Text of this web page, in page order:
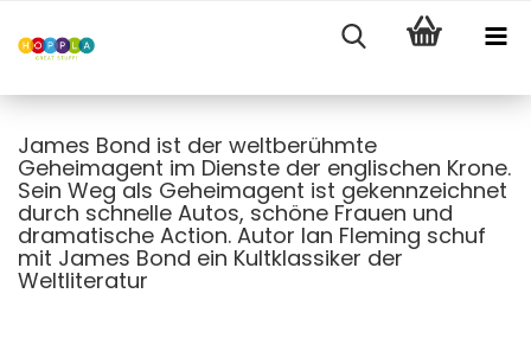
James Bond ist der weltberühmte
Geheimagent im Dienste der englischen Krone.
Sein Weg als Geheimagent ist gekennzeichnet
durch schnelle Autos, schöne Frauen und
dramatische Action. Autor Ian Fleming schuf
mit James Bond ein Kultklassiker der
Weltliteratur